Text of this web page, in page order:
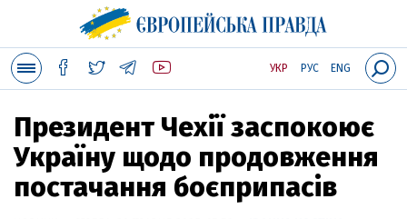
УКР РУС ENG
Президент Чехії заспокоює
Україну щодо продовження
постачання боєприпасів